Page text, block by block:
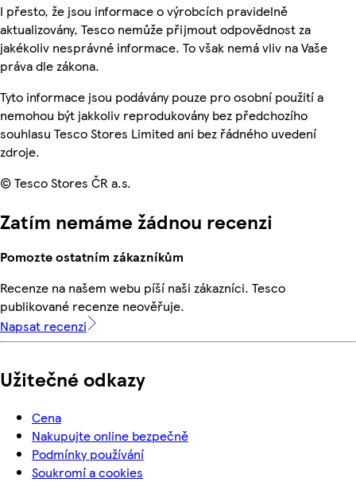
I přesto, že jsou informace o výrobcích pravidelně
aktualizovány, Tesco nemůže přijmout odpovědnost za
jakékoliv nesprávné informace. To však nemá vliv na Vaše
práva dle zákona.
Tyto informace jsou podávány pouze pro osobní použití a
nemohou být jakkoliv reprodukovány bez předchozího
souhlasu Tesco Stores Limited ani bez řádného uvedení
zdroje.
© Tesco Stores ČR a.s.
Zatím nemáme žádnou recenzi
Pomozte ostatním zákazníkům
Recenze na našem webu píší naši zákazníci. Tesco
publikované recenze neověřuje.
Napsat recenzi
Užitečné odkazy
Cena
Nakupujte online bezpečně
Podmínky používání
Soukromí a cookies